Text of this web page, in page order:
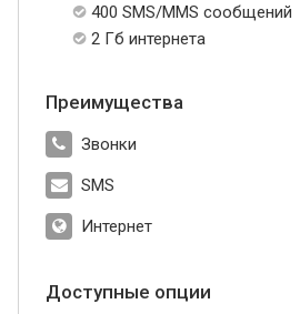
400 SMS/MMS сообщений
2 Гб интернета
Преимущества
Звонки
SMS
Интернет
Доступные опции